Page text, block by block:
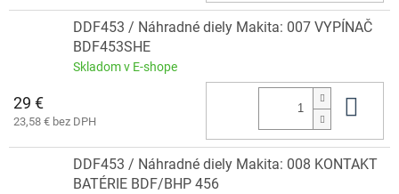
DDF453 / Náhradné diely Makita: 007 VYPÍNAČ
BDF453SHE
Skladom v E-shope
29 €
23,58 € bez DPH
DDF453 / Náhradné diely Makita: 008 KONTAKT
BATÉRIE BDF/BHP 456